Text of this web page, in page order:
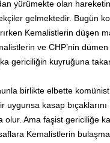
yürümekte olan
gelmektedir. Bugün
Kemalistlerin düşen
ve CHP’nin
gericiliğin kuyruğuna
birlikte elbette
uygunsa kasap
olur. Ama faşist gericiliğe
Kemalistlerin